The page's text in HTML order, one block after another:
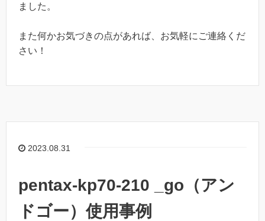
ました。
また何かお気づきの点があれば、お気軽にご連絡くだ
さい！
2023.08.31
pentax-kp70-210 _go（アン
ドゴー）使用事例